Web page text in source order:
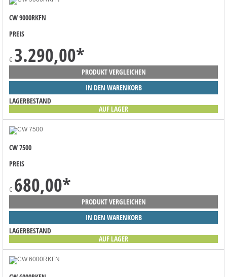
CW 9000RKFN
PREIS
€ 3.290,00*
PRODUKT VERGLEICHEN
IN DEN WARENKORB
LAGERBESTAND
AUF LAGER
CW 7500
PREIS
€ 680,00*
PRODUKT VERGLEICHEN
IN DEN WARENKORB
LAGERBESTAND
AUF LAGER